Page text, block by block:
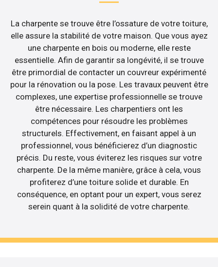
La charpente se trouve être l’ossature de votre toiture,
elle assure la stabilité de votre maison. Que vous ayez
une charpente en bois ou moderne, elle reste
essentielle. Afin de garantir sa longévité, il se trouve
être primordial de contacter un couvreur expérimenté
pour la rénovation ou la pose. Les travaux peuvent être
complexes, une expertise professionnelle se trouve
être nécessaire. Les charpentiers ont les
compétences pour résoudre les problèmes
structurels. Effectivement, en faisant appel à un
professionnel, vous bénéficierez d’un diagnostic
précis. Du reste, vous éviterez les risques sur votre
charpente. De la même manière, grâce à cela, vous
profiterez d’une toiture solide et durable. En
conséquence, en optant pour un expert, vous serez
serein quant à la solidité de votre charpente.